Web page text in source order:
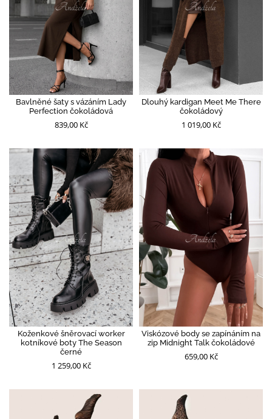
Bavlněné šaty s vázáním Lady
Perfection čokoládová
839,00 Kč
Dlouhý kardigan Meet Me There
čokoládový
1 019,00 Kč
Koženkové šněrovací worker
kotníkové boty The Season
černé
1 259,00 Kč
Viskózové body se zapínáním na
zip Midnight Talk čokoládové
659,00 Kč